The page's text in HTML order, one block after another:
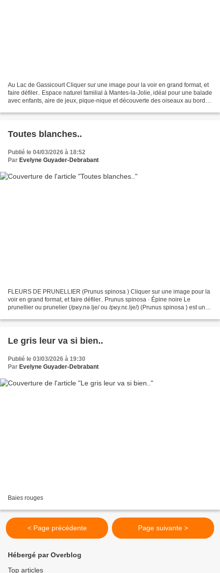
Au Lac de Gassicourt Cliquer sur une image pour la voir en grand format, et
faire défiler.. Espace naturel familial à Mantes-la-Jolie, idéal pour une balade
avec enfants, aire de jeux, pique-nique et découverte des oiseaux au bord
Toutes blanches..
Publié le 04/03/2026 à 18:52
Par Evelyne Guyader-Debrabant
FLEURS DE PRUNELLIER (Prunus spinosa ) Cliquer sur une image pour la
voir en grand format, et faire défiler.. Prunus spinosa · Épine noire Le
prunellier ou prunelier (/pʁy.nə.lje/ ou /pʁy.nɛ.lje/) (Prunus spinosa ) est une
Le gris leur va si bien..
Publié le 03/03/2026 à 19:30
Par Evelyne Guyader-Debrabant
Baies rouges
< Page précédente Page suivante >
Hébergé par Overblog
Top articles